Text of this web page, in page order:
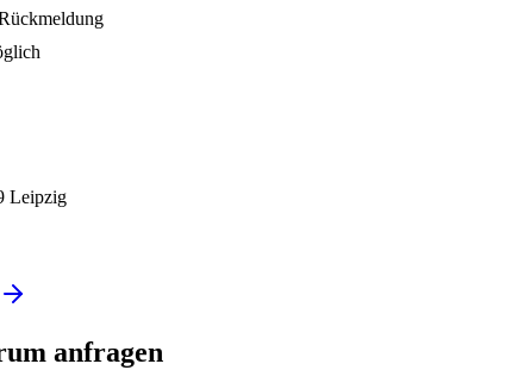
Leipzig
anfragen